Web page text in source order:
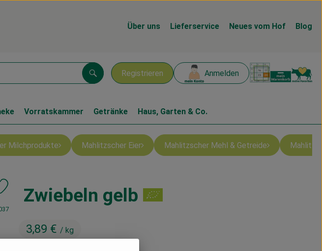
Über uns Lieferservice Neues vom Hof Blog
Registrieren Anmelden
Suchen
Vorratskammer Getränke Haus, Garten & Co.
Milchprodukte Mahlitzscher Eier Mahlitzscher Mehl & Getreide
Zwiebeln gelb
3,89 € / kg
Produkt zu Favouriten hinzufügen